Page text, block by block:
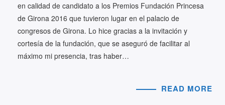
en calidad de candidato a los Premios Fundación Princesa
de Girona 2016 que tuvieron lugar en el palacio de
congresos de Girona. Lo hice gracias a la invitación y
cortesía de la fundación, que se aseguró de facilitar al
máximo mi presencia, tras haber…
READ MORE